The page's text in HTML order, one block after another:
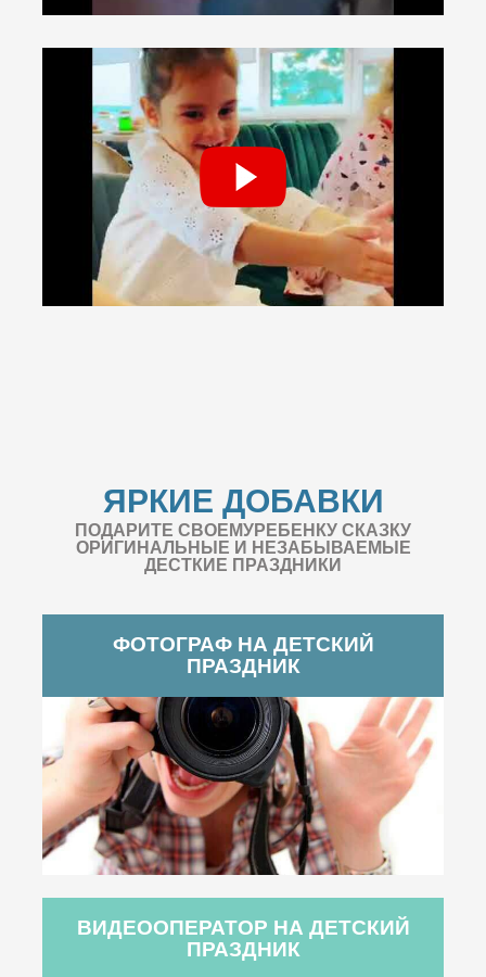
ЯРКИЕ ДОБАВКИ
ПОДАРИТЕ СВОЕМУРЕБЕНКУ СКАЗКУ
ОРИГИНАЛЬНЫЕ И НЕЗАБЫВАЕМЫЕ
ДЕСТКИЕ ПРАЗДНИКИ
ФОТОГРАФ НА ДЕТСКИЙ
ПРАЗДНИК
ВИДЕООПЕРАТОР НА ДЕТСКИЙ
ПРАЗДНИК